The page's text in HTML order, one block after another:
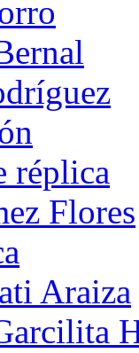
réplica
Flores
Araiza